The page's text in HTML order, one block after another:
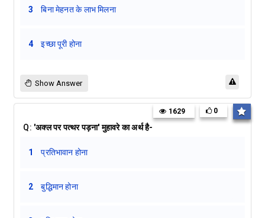
3 बिना मेहनत के लाभ मिलना
4 इच्छा पूरी होना
Show Answer
Q: 'अक्ल पर पत्थर पड़ना' मुहावरे का अर्थ है-
1629 0
1 प्रतिभावान होना
2 बुद्धिमान होना